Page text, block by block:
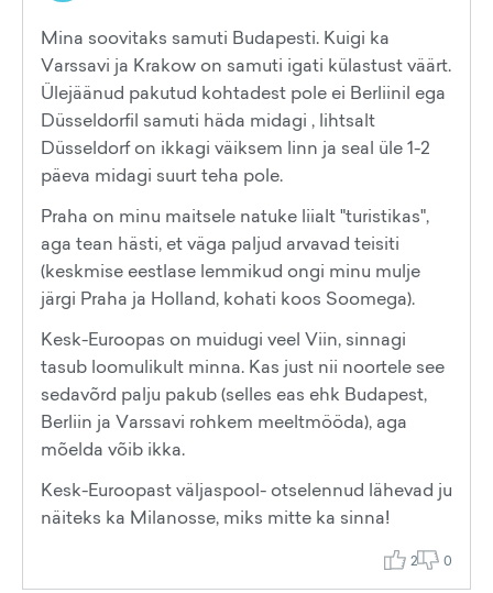
Mina soovitaks samuti Budapesti. Kuigi ka
Varssavi ja Krakow on samuti igati külastust väärt.
Ülejäänud pakutud kohtadest pole ei Berliinil ega
Düsseldorfil samuti häda midagi , lihtsalt
Düsseldorf on ikkagi väiksem linn ja seal üle 1-2
päeva midagi suurt teha pole.
Praha on minu maitsele natuke liialt "turistikas",
aga tean hästi, et väga paljud arvavad teisiti
(keskmise eestlase lemmikud ongi minu mulje
järgi Praha ja Holland, kohati koos Soomega).
Kesk-Euroopas on muidugi veel Viin, sinnagi
tasub loomulikult minna. Kas just nii noortele see
sedavõrd palju pakub (selles eas ehk Budapest,
Berliin ja Varssavi rohkem meeltmööda), aga
mõelda võib ikka.
Kesk-Euroopast väljaspool- otselennud lähevad ju
näiteks ka Milanosse, miks mitte ka sinna!
2 0